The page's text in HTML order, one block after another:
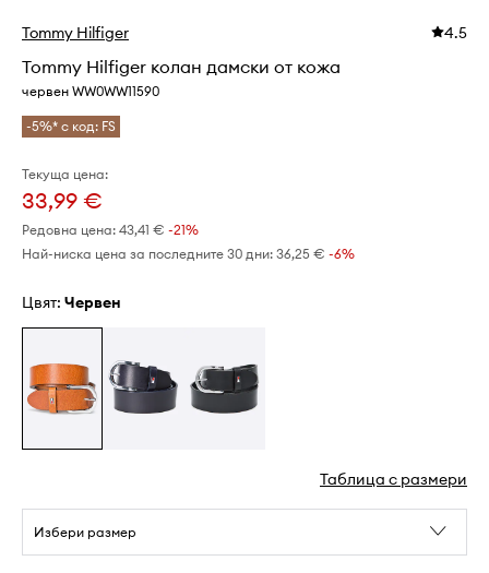
Tommy Hilfiger 4.5
Tommy Hilfiger колан дамски от кожа
червен WW0WW11590
-5%* с код: FS
Текуща цена:
33,99 €
Редовна цена: 43,41 € -21%
Най-ниска цена за последните 30 дни: 36,25 € -6%
Цвят: червен
Таблица с размери
Избери размер